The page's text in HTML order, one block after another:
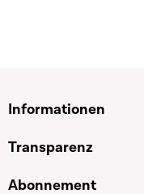
Informationen
Transparenz
Abonnement